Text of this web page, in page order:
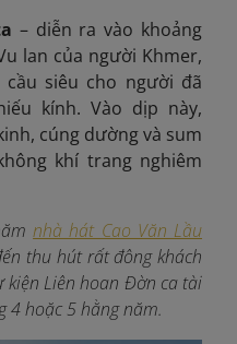
– diễn ra vào khoảng
lan của người Khmer,
siêu cho người đã
kính. Vào dịp này,
cúng dường và sum
khí trang nghiêm
nhà hát Cao Văn Lầu
thu hút rất đông khách
kiện Liên hoan Đờn ca tài
4 hoặc 5 hằng năm.